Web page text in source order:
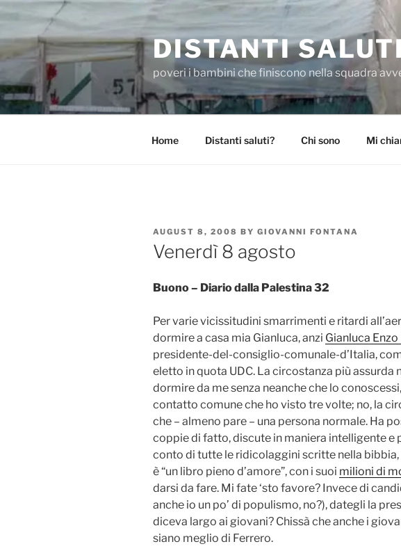
content
DISTANTI SALUTI
poveri i bambini che finiscono nella squadra
Home Distanti saluti? Chi sono Mi
POSTED
ON
AUGUST 8, 2008 BY GIOVANNI FONTANA
Venerdì 8 agosto
Buono – Diario dalla Palestina 32
Per varie vicissitudini smarrimenti e ritardi
dormire a casa mia Gianluca, anzi Gianluca
presidente-del-consiglio-comunale-d’Italia,
eletto in quota UDC. La circostanza più assurda
dormire da me senza neanche che lo
contatto comune che ho visto tre volte; no, la
che – almeno pare – una persona normale. Ha
coppie di fatto, discute in maniera intelligente e
conto di tutte le ridicolaggini scritte nella bibbia,
è “un libro pieno d’amore”, con i suoi milioni di
darsi da fare. Mi fate ‘sto favore? Invece di
anche io un po’ di populismo, no?), dategli la
diceva largo ai giovani? Chissà che anche i
siano meglio di Ferrero.